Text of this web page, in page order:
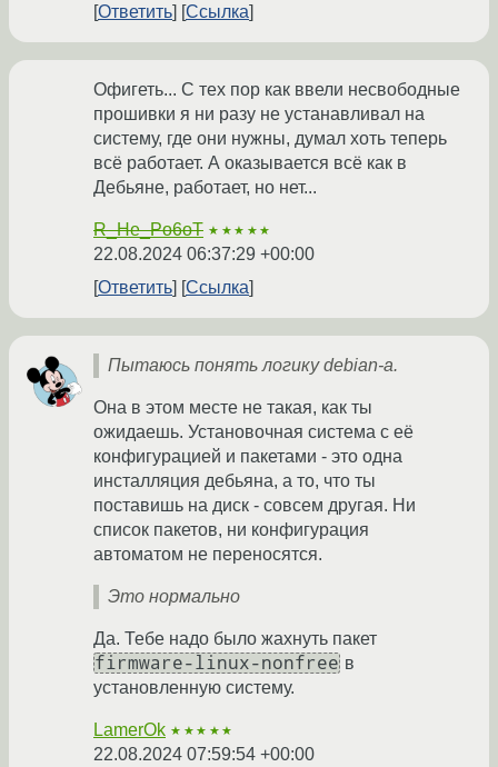
Ответить
Ссылка
Офигеть... С тех пор как ввели несвободные
прошивки я ни разу не устанавливал на
систему, где они нужны, думал хоть теперь
всё работает. А оказывается всё как в
Дебьяне, работает, но нет...
R_He_Po6oT ★★★★★
22.08.2024 06:37:29 +00:00
Ответить
Ссылка
Пытаюсь понять логику debian-а.
Она в этом месте не такая, как ты
ожидаешь. Установочная система с её
конфигурацией и пакетами - это одна
инсталляция дебьяна, а то, что ты
поставишь на диск - совсем другая. Ни
список пакетов, ни конфигурация
автоматом не переносятся.
Это нормально
Да. Тебе надо было жахнуть пакет
firmware-linux-nonfree в
установленную систему.
LamerOk ★★★★★
22.08.2024 07:59:54 +00:00